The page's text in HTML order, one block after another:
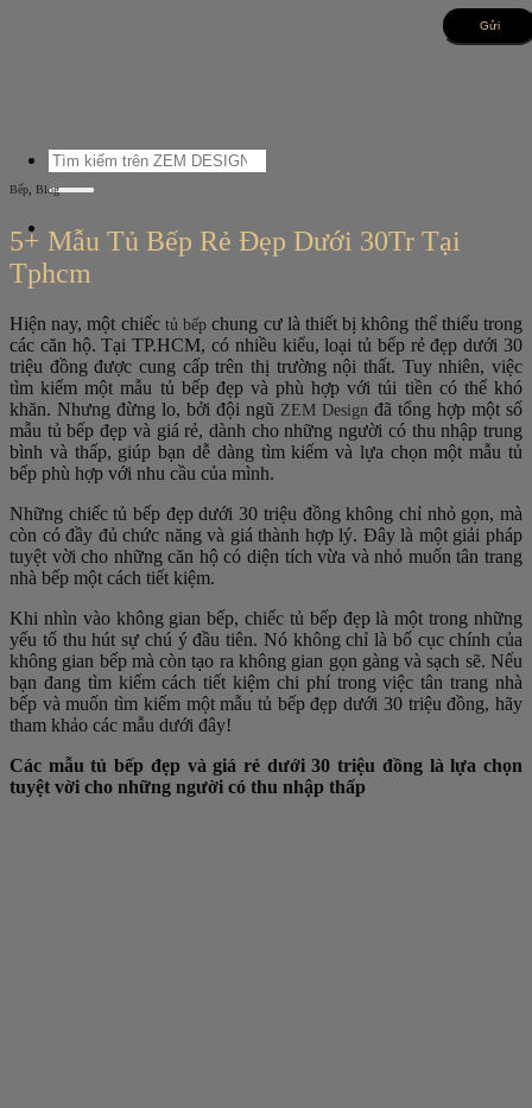
Tìm
kiếm:
Bếp Blog
5+ Mẫu Tủ Bếp Rẻ Đẹp Dưới 30Tr Tại
Tphcm
Hiện nay, một chiếc tủ bếp chung cư là thiết bị không thể thiếu trong
các căn hộ. Tại TP.HCM, có nhiều kiểu, loại tủ bếp rẻ đẹp dưới 30
triệu đồng được cung cấp trên thị trường nội thất. Tuy nhiên, việc
tìm kiếm một mẫu tủ bếp đẹp và phù hợp với túi tiền có thể khó
khăn. Nhưng đừng lo, bởi đội ngũ ZEM Design đã tổng hợp một số
mẫu tủ bếp đẹp và giá rẻ, dành cho những người có thu nhập trung
bình và thấp, giúp bạn dễ dàng tìm kiếm và lựa chọn một mẫu tủ
bếp phù hợp với nhu cầu của mình.
Những chiếc tủ bếp đẹp dưới 30 triệu đồng không chỉ nhỏ gọn, mà
còn có đầy đủ chức năng và giá thành hợp lý. Đây là một giải pháp
tuyệt vời cho những căn hộ có diện tích vừa và nhỏ muốn tân trang
nhà bếp một cách tiết kiệm.
Khi nhìn vào không gian bếp, chiếc tủ bếp đẹp là một trong những
yếu tố thu hút sự chú ý đầu tiên. Nó không chỉ là bố cục chính của
không gian bếp mà còn tạo ra không gian gọn gàng và sạch sẽ. Nếu
bạn đang tìm kiếm cách tiết kiệm chi phí trong việc tân trang nhà
bếp và muốn tìm kiếm một mẫu tủ bếp đẹp dưới 30 triệu đồng, hãy
tham khảo các mẫu dưới đây!
Các mẫu tủ bếp đẹp và giá rẻ dưới 30 triệu đồng là lựa chọn
tuyệt vời cho những người có thu nhập thấp